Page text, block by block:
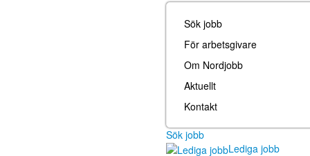
Sök jobb
För arbetsgivare
Om Nordjobb
Aktuellt
Kontakt
Sök jobb
Lediga jobb